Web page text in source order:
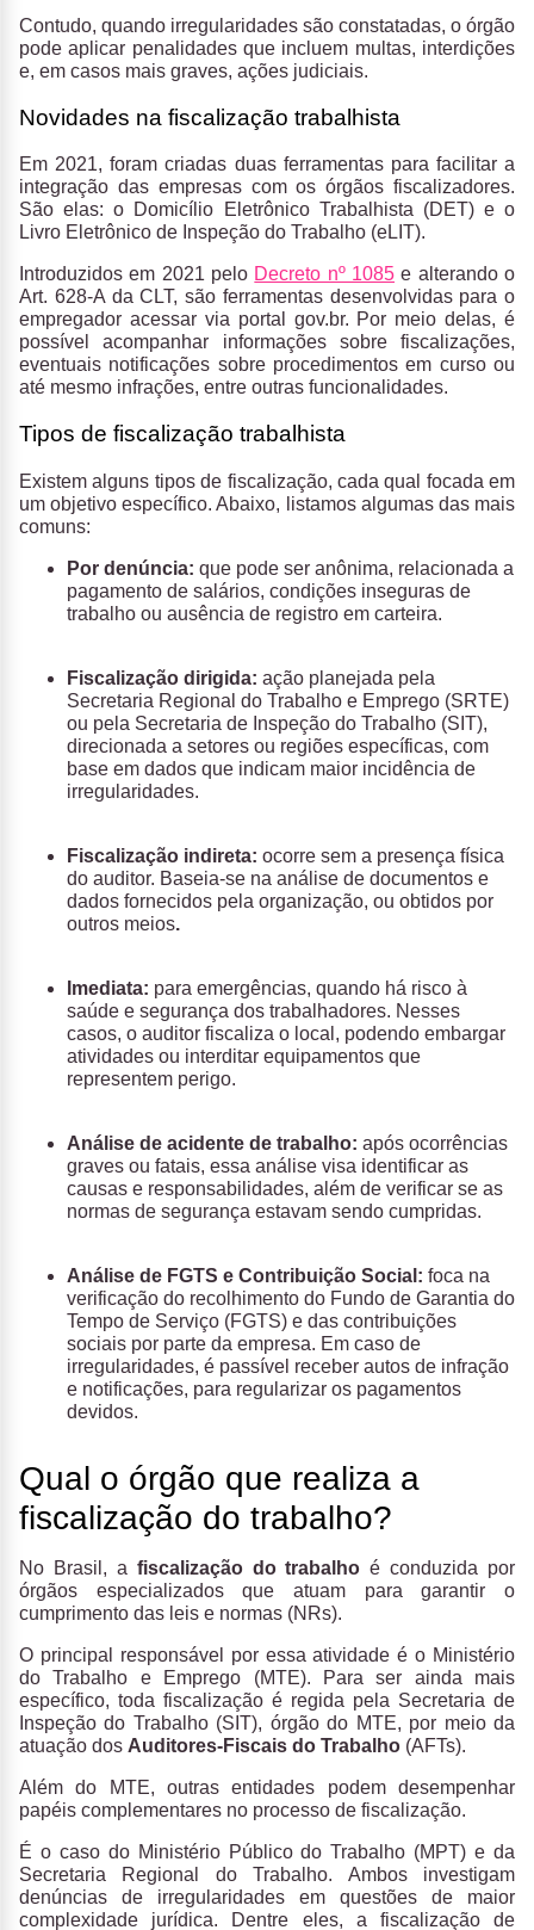
Contudo, quando irregularidades são constatadas, o órgão
pode aplicar penalidades que incluem multas, interdições
e, em casos mais graves, ações judiciais.
Novidades na fiscalização trabalhista
Em 2021, foram criadas duas ferramentas para facilitar a
integração das empresas com os órgãos fiscalizadores.
São elas: o Domicílio Eletrônico Trabalhista (DET) e o
Livro Eletrônico de Inspeção do Trabalho (eLIT).
Introduzidos em 2021 pelo Decreto nº 1085 e alterando o
Art. 628-A da CLT, são ferramentas desenvolvidas para o
empregador acessar via portal gov.br. Por meio delas, é
possível acompanhar informações sobre fiscalizações,
eventuais notificações sobre procedimentos em curso ou
até mesmo infrações, entre outras funcionalidades.
Tipos de fiscalização trabalhista
Existem alguns tipos de fiscalização, cada qual focada em
um objetivo específico. Abaixo, listamos algumas das mais
comuns:
Por denúncia: que pode ser anônima, relacionada a
pagamento de salários, condições inseguras de
trabalho ou ausência de registro em carteira.
Fiscalização dirigida: ação planejada pela
Secretaria Regional do Trabalho e Emprego (SRTE)
ou pela Secretaria de Inspeção do Trabalho (SIT),
direcionada a setores ou regiões específicas, com
base em dados que indicam maior incidência de
irregularidades.
Fiscalização indireta: ocorre sem a presença física
do auditor. Baseia-se na análise de documentos e
dados fornecidos pela organização, ou obtidos por
outros meios.
Imediata: para emergências, quando há risco à
saúde e segurança dos trabalhadores. Nesses
casos, o auditor fiscaliza o local, podendo embargar
atividades ou interditar equipamentos que
representem perigo.
Análise de acidente de trabalho: após ocorrências
graves ou fatais, essa análise visa identificar as
causas e responsabilidades, além de verificar se as
normas de segurança estavam sendo cumpridas.
Análise de FGTS e Contribuição Social: foca na
verificação do recolhimento do Fundo de Garantia do
Tempo de Serviço (FGTS) e das contribuições
sociais por parte da empresa. Em caso de
irregularidades, é passível receber autos de infração
e notificações, para regularizar os pagamentos
devidos.
Qual o órgão que realiza a
fiscalização do trabalho?
No Brasil, a fiscalização do trabalho é conduzida por
órgãos especializados que atuam para garantir o
cumprimento das leis e normas (NRs).
O principal responsável por essa atividade é o Ministério
do Trabalho e Emprego (MTE). Para ser ainda mais
específico, toda fiscalização é regida pela Secretaria de
Inspeção do Trabalho (SIT), órgão do MTE, por meio da
atuação dos Auditores-Fiscais do Trabalho (AFTs).
Além do MTE, outras entidades podem desempenhar
papéis complementares no processo de fiscalização.
É o caso do Ministério Público do Trabalho (MPT) e da
Secretaria Regional do Trabalho. Ambos investigam
denúncias de irregularidades em questões de maior
complexidade jurídica. Dentre eles, a fiscalização de